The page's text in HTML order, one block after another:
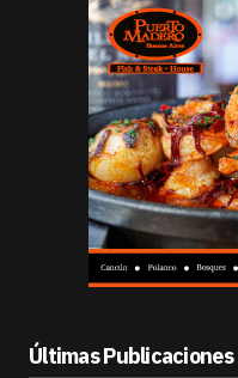
Últimas Publicaciones